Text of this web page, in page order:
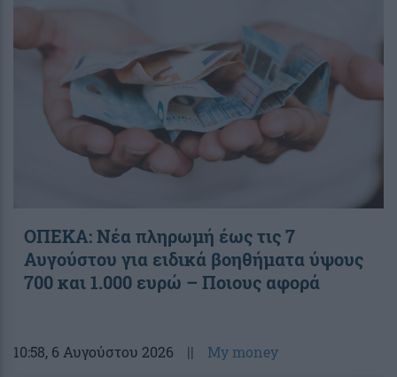
ΟΠΕΚΑ: Νέα πληρωμή έως τις 7
Αυγούστου για ειδικά βοηθήματα ύψους
700 και 1.000 ευρώ – Ποιους αφορά
10:58, 6 Αυγούστου 2026 || My money